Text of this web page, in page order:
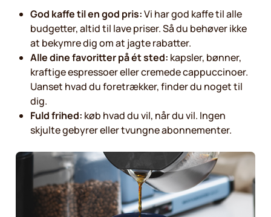
God kaffe til en god pris:Vi har god kaffe til alle
budgetter, altid til lave priser. Så du behøver ikke
at bekymre dig om at jagte rabatter.
Alle dine favoritter på ét sted: kapsler, bønner,
kraftige espressoer eller cremede cappuccinoer.
Uanset hvad du foretrækker, finder du noget til
dig.
Fuld frihed: køb hvad du vil, når du vil. Ingen
skjulte gebyrer eller tvungne abonnementer.